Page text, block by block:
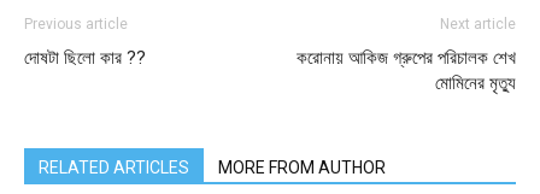
Previous article
দোষটা ছিলো কার ??
Next article
করোনায় আকিজ গ্রুপের পরিচালক শেখ
মোমিনের মৃত্যু
RELATED ARTICLES MORE FROM AUTHOR